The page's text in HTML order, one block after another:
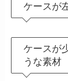
ケースが
ケースが
うな素材